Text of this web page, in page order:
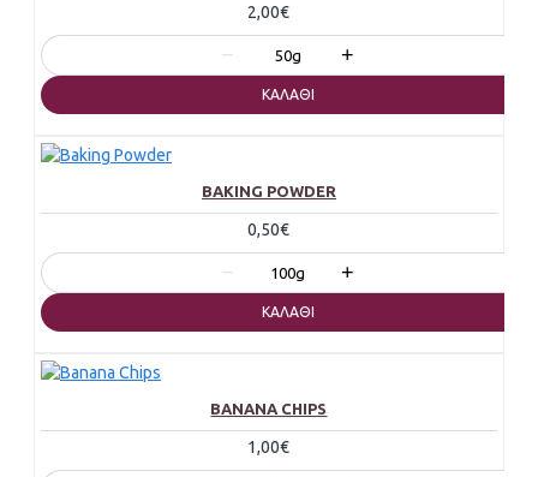
2,00€
− 50g +
ΚΑΛΆΘΙ
BAKING POWDER
0,50€
− 100g +
ΚΑΛΆΘΙ
BANANA CHIPS
1,00€